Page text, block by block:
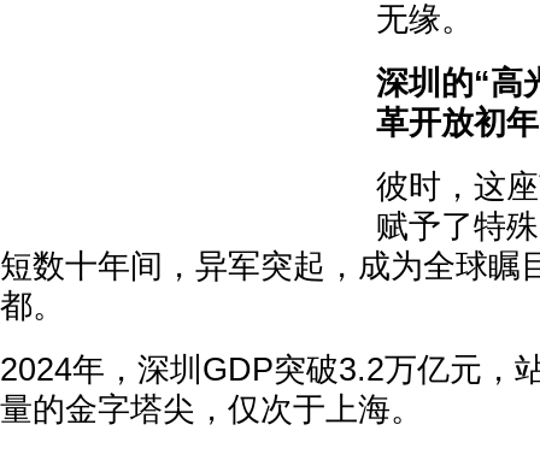
无缘。
深圳的“高
革开放初
彼时，这
赋予了特
短数十年间，异军突起，成为全球瞩
都。
2024年，深圳GDP突破3.2万亿元，
量的金字塔尖，仅次于上海。